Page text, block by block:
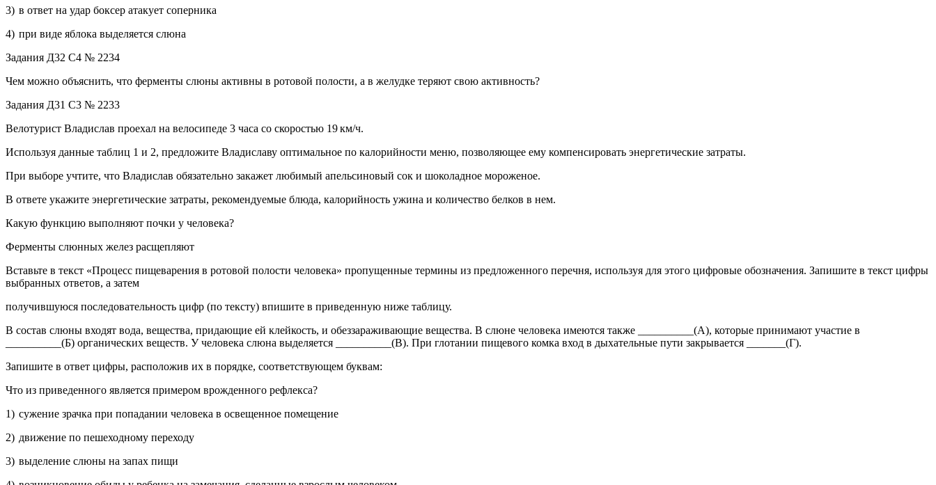
3) в ответ на удар бок­сер ата­ку­ет со­пер­ни­ка
4) при виде яб­ло­ка вы­де­ля­ет­ся слюна
Задания Д32 C4 № 2234
Чем можно объ­яс­нить, что фер­мен­ты слюны ак­тив­ны в ро­то­вой по­ло­сти, а в же­луд­ке те­ря­ют свою ак­тив­ность?
Задания Д31 C3 № 2233
Ве­ло­ту­рист Вла­ди­слав про­ехал на ве­ло­си­пе­де 3 часа со ско­ро­стью 19 км/ч.
Ис­поль­зуя дан­ные таб­лиц 1 и 2, пред­ло­жи­те Вла­ди­сла­ву оп­ти­маль­ное по ка­ло­рий­но­сти меню, поз­во­ля­ю­щее ему ком­пен­си­ро­вать энер­ге­ти­че­ские за­тра­ты.
При вы­бо­ре учти­те, что Вла­ди­слав обя­за­тель­но за­ка­жет лю­би­мый апель­си­но­вый сок и шо­ко­лад­ное мо­ро­же­ное.
В от­ве­те ука­жи­те энер­ге­ти­че­ские за­тра­ты, ре­ко­мен­ду­е­мые блюда, ка­ло­рий­ность ужина и ко­ли­че­ство бел­ков в нем.
Какую функ­цию вы­пол­ня­ют почки у че­ло­ве­ка?
Фер­мен­ты слюн­ных желез рас­щеп­ля­ют
Вставь­те в текст «Про­цесс пи­ще­ва­ре­ния в ро­то­вой по­ло­сти че­ло­ве­ка» про­пу­щен­ные тер­ми­ны из пред­ло­жен­но­го пе­реч­ня, ис­поль­зуя для этого циф­ро­вые обо­зна­че­ния. За­пи­ши­те в текст цифры
вы­бран­ных от­ве­тов, а затем
по­лу­чив­шу­ю­ся по­сле­до­ва­тель­ность цифр (по тек­сту) впи­ши­те в при­ве­ден­ную ниже таб­ли­цу.
В со­став слюны вхо­дят вода, ве­ще­ства, при­да­ю­щие ей клей­кость, и обез­за­ра­жи­ва­ю­щие ве­ще­ства. В слюне че­ло­ве­ка име­ют­ся также __________(А), ко­то­рые при­ни­ма­ют уча­стие в
__________(Б) ор­га­ни­че­ских ве­ществ. У че­ло­ве­ка слюна вы­де­ля­ет­ся __________(В). При гло­та­нии пи­ще­во­го комка вход в ды­ха­тель­ные пути за­кры­ва­ет­ся _______(Г).
За­пи­ши­те в ответ цифры, рас­по­ло­жив их в по­ряд­ке, со­от­вет­ству­ю­щем бук­вам:
Что из при­ве­ден­но­го яв­ля­ет­ся при­ме­ром врож­ден­но­го ре­флек­са?
1) суже­ние зрач­ка при по­па­да­нии че­ло­ве­ка в осве­щен­ное по­ме­ще­ние
2) дви­же­ние по пе­ше­ход­но­му пе­ре­хо­ду
3) вы­де­ле­ние слюны на запах пищи